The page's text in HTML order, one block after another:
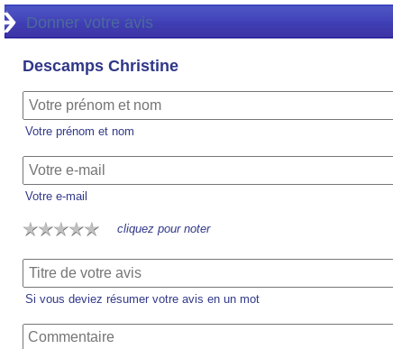
Donner votre avis
Descamps Christine
Votre prénom et nom
Votre e-mail
cliquez pour noter
Si vous deviez résumer votre avis en un mot